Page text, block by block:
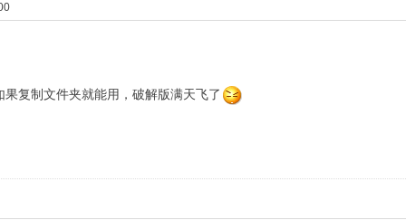
复制文件夹就能用，破解版满天飞了